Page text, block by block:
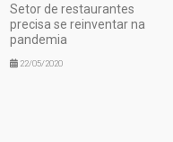
Setor de restaurantes
precisa se reinventar na
pandemia
22/05/2020